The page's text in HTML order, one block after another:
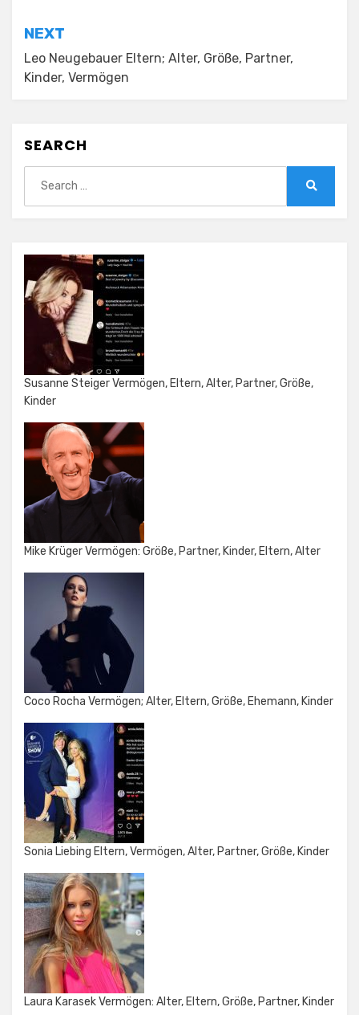
NEXT
Leo Neugebauer Eltern; Alter, Größe, Partner,
Kinder, Vermögen
SEARCH
for:
Susanne Steiger Vermögen, Eltern, Alter, Partner, Größe,
Kinder
Mike Krüger Vermögen: Größe, Partner, Kinder, Eltern, Alter
Coco Rocha Vermögen; Alter, Eltern, Größe, Ehemann, Kinder
Sonia Liebing Eltern, Vermögen, Alter, Partner, Größe, Kinder
Laura Karasek Vermögen: Alter, Eltern, Größe, Partner, Kinder